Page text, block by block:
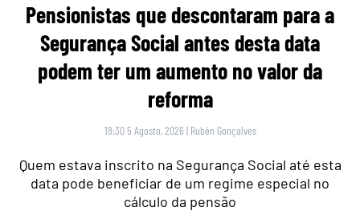
Pensionistas que descontaram para a
Segurança Social antes desta data
podem ter um aumento no valor da
reforma
18:30 5 Agosto, 2026 | Rubén Gonçalves
Quem estava inscrito na Segurança Social até esta
data pode beneficiar de um regime especial no
cálculo da pensão